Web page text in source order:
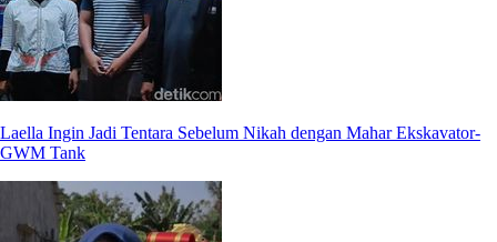
Laella Ingin Jadi Tentara Sebelum Nikah dengan Mahar Ekskavator-
GWM Tank